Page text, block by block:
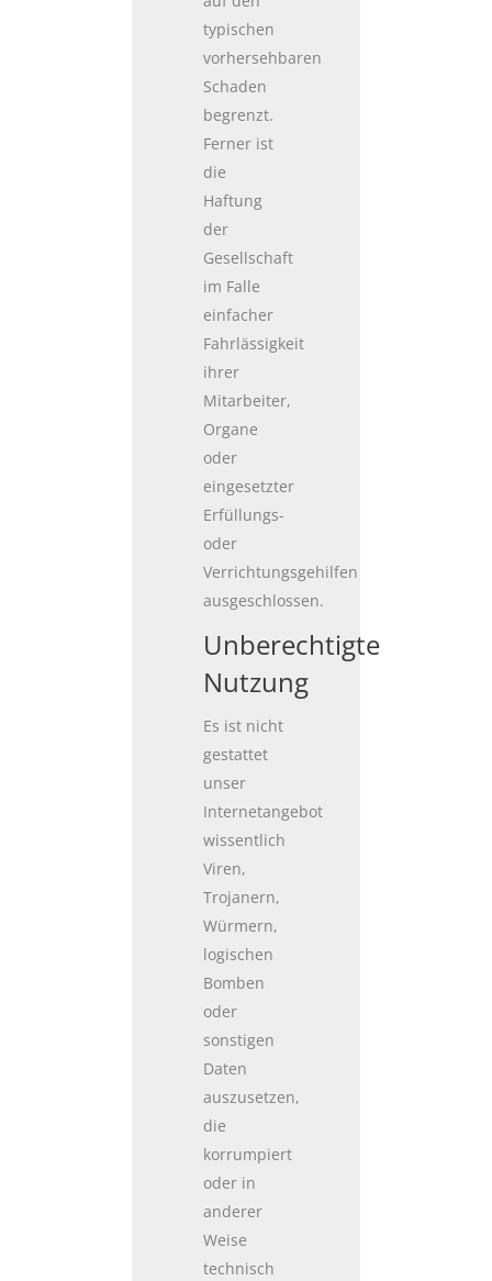
typischen
vorhersehbaren
Schaden
begrenzt.
Ferner ist
die
Haftung
der
Gesellschaft
im Falle
einfacher
Fahrlässigkeit
ihrer
Mitarbeiter,
Organe
oder
eingesetzter
Erfüllungs-
oder
Verrichtungsgehilfen
ausgeschlossen.
Unberechtigte
Nutzung
Es ist nicht
gestattet
unser
Internetangebot
wissentlich
Viren,
Trojanern,
Würmern,
logischen
Bomben
oder
sonstigen
Daten
auszusetzen,
die
korrumpiert
oder in
anderer
Weise
technisch